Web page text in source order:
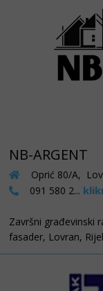
NB-ARGENT
Oprić 80/A,
091 580 2...
Završni građevinski
fasader, Lovran,